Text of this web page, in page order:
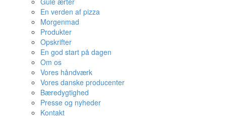
En verden af pizza
Morgenmad
Produkter
Opskrifter
En god start på dagen
Om os
Vores håndværk
Vores danske producenter
Bæredygtighed
Presse og nyheder
Kontakt